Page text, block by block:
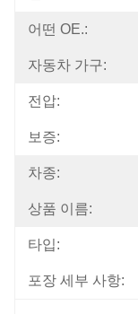
어떤 OE.:
자동차 가구:
전압:
보증:
차종:
상품 이름:
타입:
포장 세부 사항: